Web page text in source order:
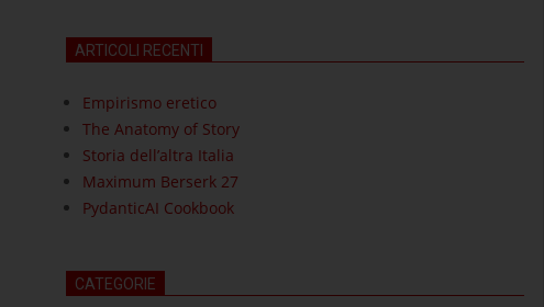
ARTICOLI RECENTI
Empirismo eretico
The Anatomy of Story
Storia dell’altra Italia
Maximum Berserk 27
PydanticAI Cookbook
CATEGORIE